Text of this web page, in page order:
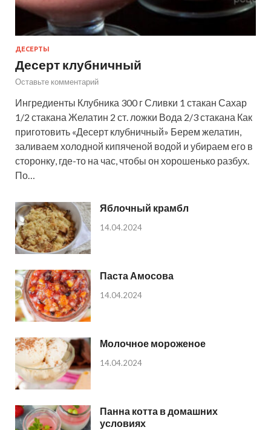
ДЕСЕРТЫ
Десерт клубничный
Оставьте комментарий
Ингредиенты Клубника 300 г Сливки 1 стакан Сахар
1/2 стакана Желатин 2 ст. ложки Вода 2/3 стакана Как
приготовить «Десерт клубничный» Берем желатин,
заливаем холодной кипяченой водой и убираем его в
сторонку, где-то на час, чтобы он хорошенько разбух.
По…
Яблочный крамбл
14.04.2024
Паста Амосова
14.04.2024
Молочное мороженое
14.04.2024
Панна котта в домашних
условиях